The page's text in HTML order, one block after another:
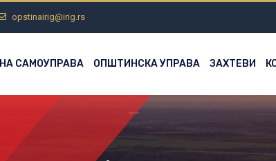
opstinairig@irig.rs
САМОУПРАВА ОПШТИНСКА УПРАВА ЗАХТЕВИ